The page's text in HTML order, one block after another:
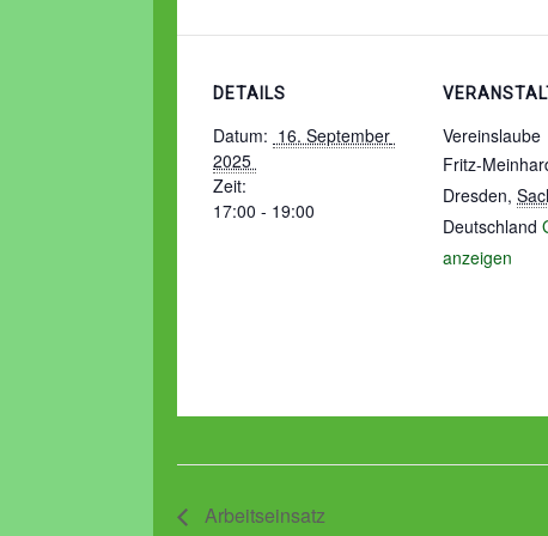
DETAILS
Datum: 16. September
2025
Zeit:
17:00 - 19:00
Vereinslaube
Fritz-
Dresden,
Deutschland
anzeigen
Arbeitseinsatz